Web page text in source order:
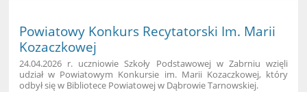
Powiatowy Konkurs Recytatorski Im. Marii
Kozaczkowej
24.04.2026 r. uczniowie Szkoły Podstawowej w Zabrniu wzięli
udział w Powiatowym Konkursie im. Marii Kozaczkowej, który
odbył się w Bibliotece Powiatowej w Dąbrowie Tarnowskiej.